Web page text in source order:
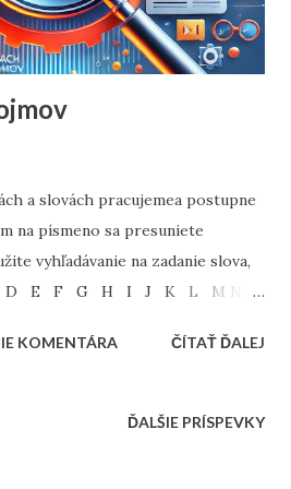
ako začať, je nahrať viacero
reklamne...
a slovách pracujemea postupne
na písmeno sa presuniete
vyhľadávanie na zadanie slova,
D E F G H I J K L M N
stránky, ktorá je viditeľná
pozornosti návštevníkov a môže
KOMENTÁRA ČÍTAŤ ĎALEJ
ĎALŠIE PRÍSPEVKY